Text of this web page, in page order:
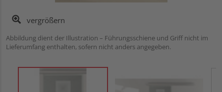
vergrößern
Abbildung dient der Illustration – Führungsschiene und Griff nicht im
Lieferumfang enthalten, sofern nicht anders angegeben.